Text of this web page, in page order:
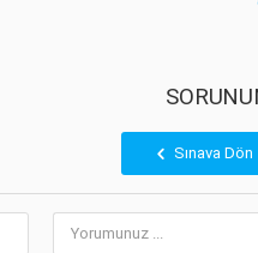
Sınava Dön